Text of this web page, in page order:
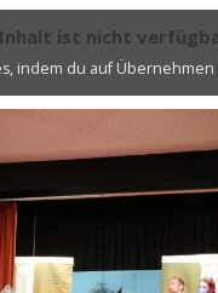
ist nicht
indem du auf Übernehmen